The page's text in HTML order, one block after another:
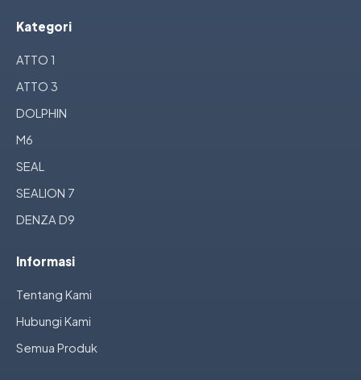
Kategori
ATTO 1
ATTO 3
DOLPHIN
M6
SEAL
SEALION 7
DENZA D9
Informasi
Tentang Kami
Hubungi Kami
Semua Produk